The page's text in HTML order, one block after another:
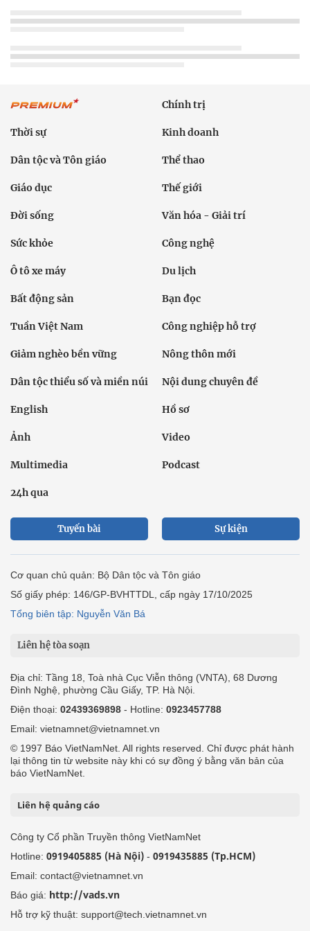
Thời sự Kinh doanh
Đời sống Văn hóa - Giải trí
Sức khỏe Công nghệ
Ô tô xe máy Du lịch
Bất động sản Bạn đọc
Tuần Việt Nam Công nghiệp hỗ trợ
Giảm nghèo bền vững Nông thôn mới
Dân tộc thiểu số và miền núi Nội dung chuyên đề
English Hồ sơ
Ảnh Video
Multimedia Podcast
24h qua
Cơ quan chủ quản: Bộ Dân tộc và Tôn giáo
Tổng biên tập: Nguyễn Văn Bá
Liên hệ tòa soạn
Đình Nghệ, phường Cầu Giấy, TP. Hà Nội.
Điện thoại:02439369898- Hotline:0923457788
Email: vietnamnet@vietnamnet.vn
lại thông tin từ website này khi có sự đồng ý bằng văn bản của
Liên hệ quảng cáo
Email: contact@vietnamnet.vn
Báo giá:http://vads.vn
Hỗ trợ kỹ thuật: support@tech.vietnamnet.vn
Tải ứng dụng Độc giả gửi bài